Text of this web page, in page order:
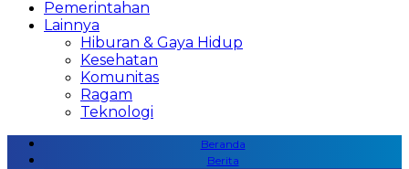
Pemerintahan
Lainnya
Hiburan & Gaya Hidup
Kesehatan
Komunitas
Ragam
Teknologi
Beranda
Berita